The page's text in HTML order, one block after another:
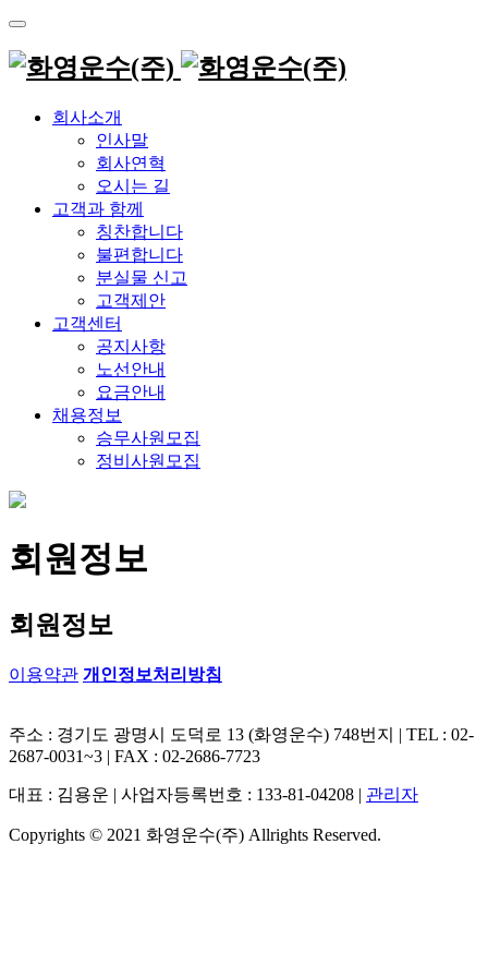
Skip
content
회사소개
인사말
회사연혁
오시는 길
고객과 함께
칭찬합니다
불편합니다
분실물 신고
고객제안
고객센터
공지사항
노선안내
요금안내
채용정보
승무사원모집
정비사원모집
회원정보
회원정보
이용약관 개인정보처리방침
주소 : 경기도 광명시 도덕로 13 (화영운수) 748번지 | TEL : 02-
2687-0031~3 | FAX : 02-2686-7723
대표 : 김용운 | 사업자등록번호 : 133-81-04208 | 관리자
Copyrights © 2021 화영운수(주) Allrights Reserved.